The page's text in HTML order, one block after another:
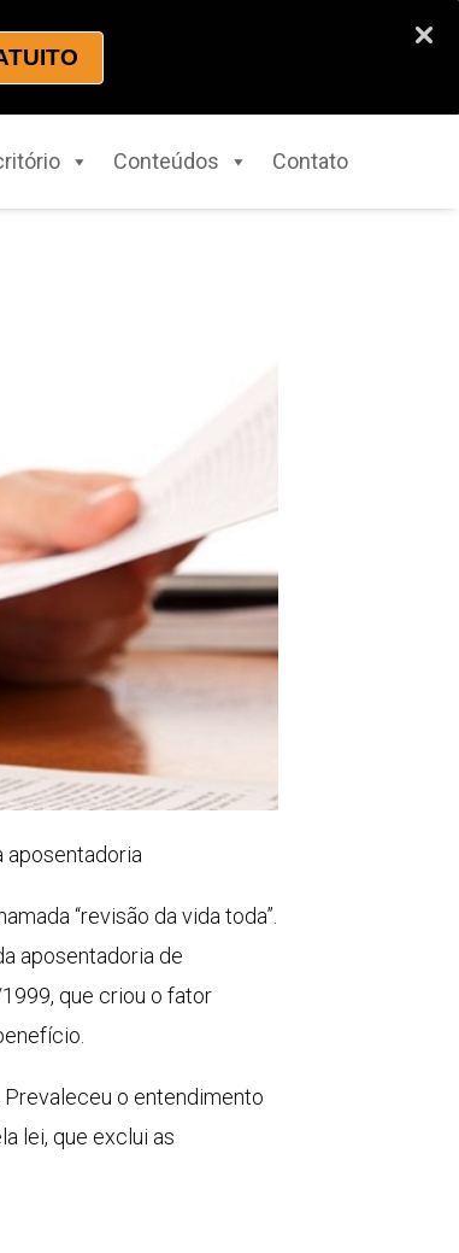
Conteúdos Contato
aposentadoria
“revisão da vida toda”.
aposentadoria de
que criou o fator
o entendimento
lei, que exclui as